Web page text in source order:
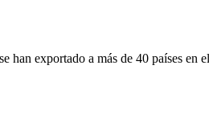
han exportado a más de 40 países en